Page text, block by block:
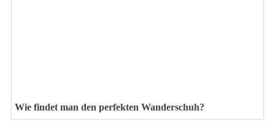
Wie findet man den perfekten Wanderschuh?